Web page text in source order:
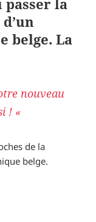
belge. La
nouveau
! «
de la
belge.